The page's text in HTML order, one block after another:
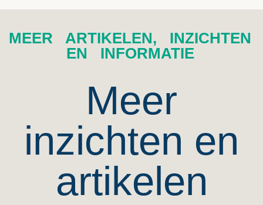
MEER ARTIKELEN, INZICHTEN
EN INFORMATIE
Meer
inzichten en
artikelen